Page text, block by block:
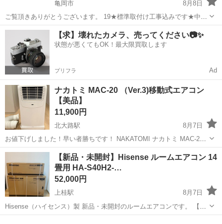
亀岡市
8月8日
ご覧頂きありがとうございます。 19★標準取付け工事込みです★中
古・新品エアコン取り付け・取外し・処分・買取り致します★ 中古エ
アコン在庫多数・㉗東芝 RAS-25・2015年製・～10畳用 清掃済★京
都・大阪・滋賀・...
京都 亀岡市 季節、空調家電 取り付け
【求】壊れたカメラ、売ってください📷✨
状態が悪くてもOK！最大限買取します
プリフラ Ad
ナカトミ MAC-20 （Ver.3)移動式エアコン
【美品】
11,900円
北大路駅
8月7日
お値下げしました！早い者勝ちです！ NAKATOMI ナカトミ MAC-20
移動式エアコン 2022年製 洗面所で3シーズン合計20回くらい使用しま
した。 エアコンを設置することになり不要になったため出品します。
出品...
京都 京都市 北大路駅 季節、空調家電
【新品・未開封】Hisense ルームエアコン 14
畳用 HA-S40H2-…
52,000円
上桂駅
8月7日
Hisense（ハイセンス）製 新品・未開封のルームエアコンです。 【型
番】 ・室内機：HA-S40H2-W ・室外機：HC-S40H2 【仕様】 * 14畳用